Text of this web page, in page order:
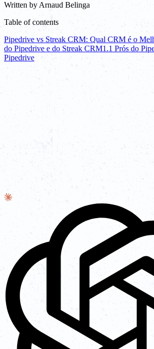
Written by Arnaud Belinga
Table of contents
Pipedrive vs Streak CRM: Qual CRM é o
do Pipedrive e do Streak CRM1.1 Prós do
Pipedrive